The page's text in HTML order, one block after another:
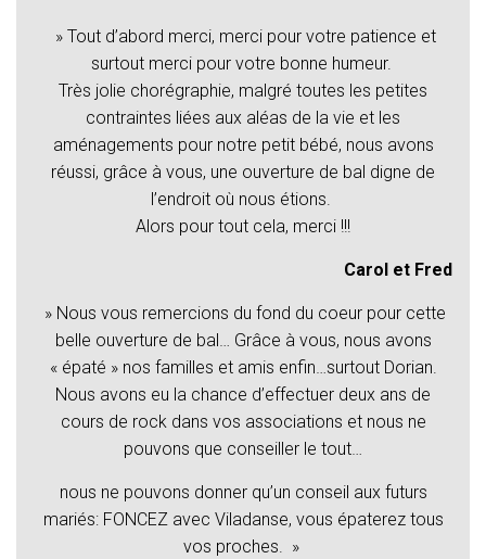
» Tout d’abord merci, merci pour votre patience et
surtout merci pour votre bonne humeur.
Très jolie chorégraphie, malgré toutes les petites
contraintes liées aux aléas de la vie et les
aménagements pour notre petit bébé, nous avons
réussi, grâce à vous, une ouverture de bal digne de
l’endroit où nous étions.
Alors pour tout cela, merci !!!
Carol et Fred
» Nous vous remercions du fond du coeur pour cette
belle ouverture de bal… Grâce à vous, nous avons
« épaté » nos familles et amis enfin…surtout Dorian.
Nous avons eu la chance d’effectuer deux ans de
cours de rock dans vos associations et nous ne
pouvons que conseiller le tout…
nous ne pouvons donner qu’un conseil aux futurs
mariés: FONCEZ avec Viladanse, vous épaterez tous
vos proches. »